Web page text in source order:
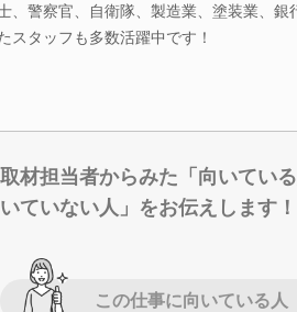
、警察官、自衛隊、製造業、塗装業、
スタッフも多数活躍中です！
取材担当者からみた「向いてい
いていない人」をお伝えします！
この仕事に向いている人